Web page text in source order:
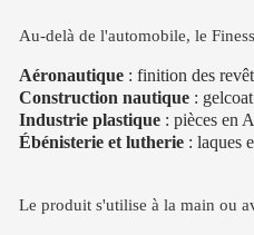
Au-delà de l'automobile, le
Aéronautique : finition des
Construction nautique :
Industrie plastique : pièces en
Ébénisterie et lutherie : laques
Le produit s'utilise à la main ou